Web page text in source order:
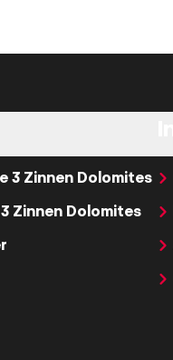
3 Zinnen Dolomites
Zinnen Dolomites